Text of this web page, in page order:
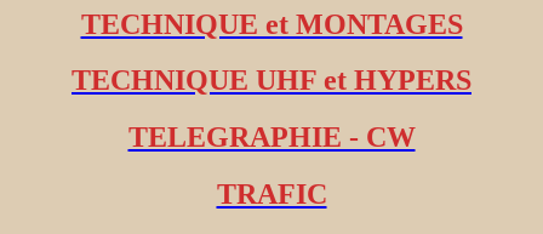
TECHNIQUE et MONTAGES
TECHNIQUE UHF et HYPERS
TELEGRAPHIE - CW
TRAFIC